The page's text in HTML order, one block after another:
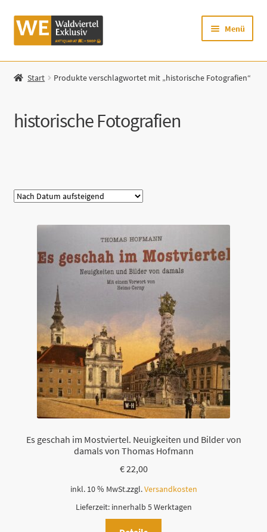
Zur
Navigation
Zum
Inhalt
Menü
Startseite
Mein Konto
Zur Waldviertel Exklusiv-Website
Start Produkte verschlagwortet mit „historische Fotografien“
historische Fotografien
Es geschah im Mostviertel. Neuigkeiten und Bilder von
damals von Thomas Hofmann
€22,00
inkl. 10 % MwSt.zzgl.Versandkosten
Lieferzeit: innerhalb 5 Werktagen